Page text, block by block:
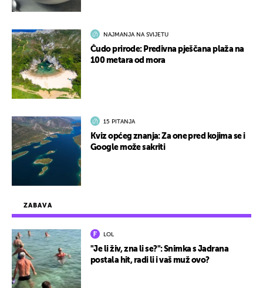
ZABAVA
LOL
"Je li živ, zna li se?": Snimka s Jadrana
postala hit, radi li i vaš muž ovo?
NAJMANJA NA SVIJETU
Čudo prirode: Predivna pješčana plaža na
100 metara od mora
15 PITANJA
Kviz općeg znanja: Za one pred kojima se i
Google može sakriti